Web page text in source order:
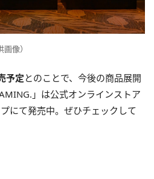
像）
予定 とのことで、今後の商品展開
」は公式オンラインストア
にて発売中。ぜひチェックして